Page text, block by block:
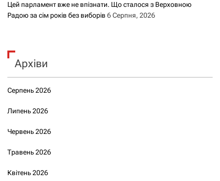
Цей парламент вже не впізнати. Що сталося з Верховною
Радою за сім років без виборів 6 Серпня, 2026
Архіви
Серпень 2026
Липень 2026
Червень 2026
Травень 2026
Квітень 2026